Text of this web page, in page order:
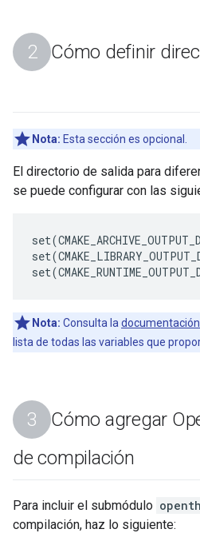
Cómo definir
Nota: Esta sección es opcional.
El directorio de salida para
se puede configurar con las
Nota: Consulta la
lista de todas las variables que
Cómo agregar
de compilación
Para incluir el submódulo
compilación, haz lo siguiente: